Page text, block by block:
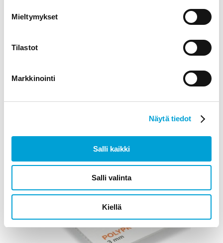
Mieltymykset
Tilastot
Markkinointi
Näytä tiedot
Salli kaikki
Salli valinta
Kiellä
Vaahto PVC-levy